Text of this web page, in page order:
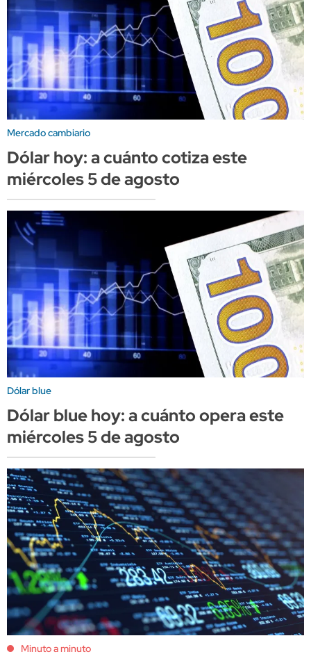
Mercado cambiario
Dólar hoy: a cuánto cotiza este
miércoles 5 de agosto
Dólar blue
Dólar blue hoy: a cuánto opera este
miércoles 5 de agosto
Minuto a minuto